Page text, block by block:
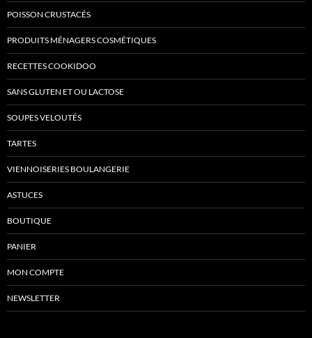
POISSON CRUSTACÉS
PRODUITS MÉNAGERS COSMÉTIQUES
RECETTES COOKIDOO
SANS GLUTEN ET OU LACTOSE
SOUPES VELOUTÉS
TARTES
VIENNOISERIES BOULANGERIE
ASTUCES
BOUTIQUE
PANIER
MON COMPTE
NEWSLETTER